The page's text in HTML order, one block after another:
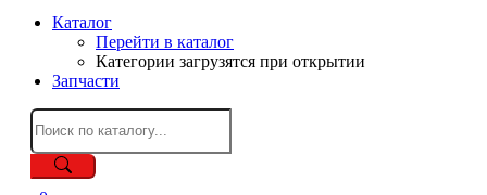
Каталог
Перейти в каталог
Категории загрузятся при открытии
Запчасти